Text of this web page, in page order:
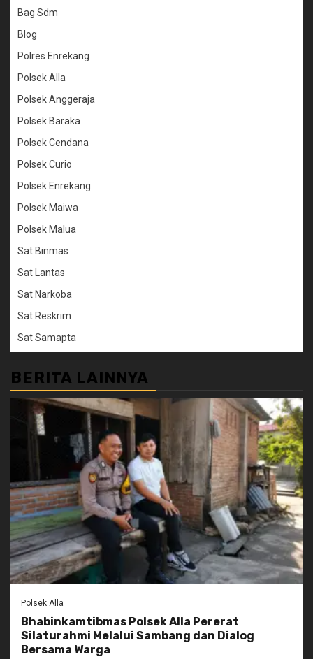
Bag Sdm
Blog
Polres Enrekang
Polsek Alla
Polsek Anggeraja
Polsek Baraka
Polsek Cendana
Polsek Curio
Polsek Enrekang
Polsek Maiwa
Polsek Malua
Sat Binmas
Sat Lantas
Sat Narkoba
Sat Reskrim
Sat Samapta
BERITA LAINNYA
Polsek Alla
Bhabinkamtibmas Polsek Alla Pererat
Silaturahmi Melalui Sambang dan Dialog
Bersama Warga